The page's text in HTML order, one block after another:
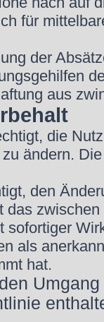
für
der
aus
die
ändern.
den
das
sofortiger
als
hat.